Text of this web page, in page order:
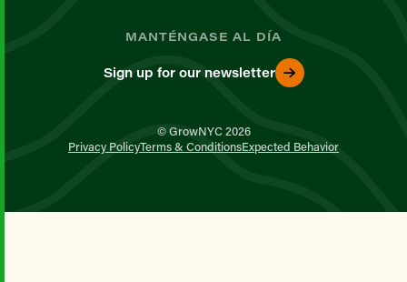
MANTÉNGASE AL DÍA
Sign up for our newsletter
© GrowNYC 2026
Privacy PolicyTerms & ConditionsExpected Behavior